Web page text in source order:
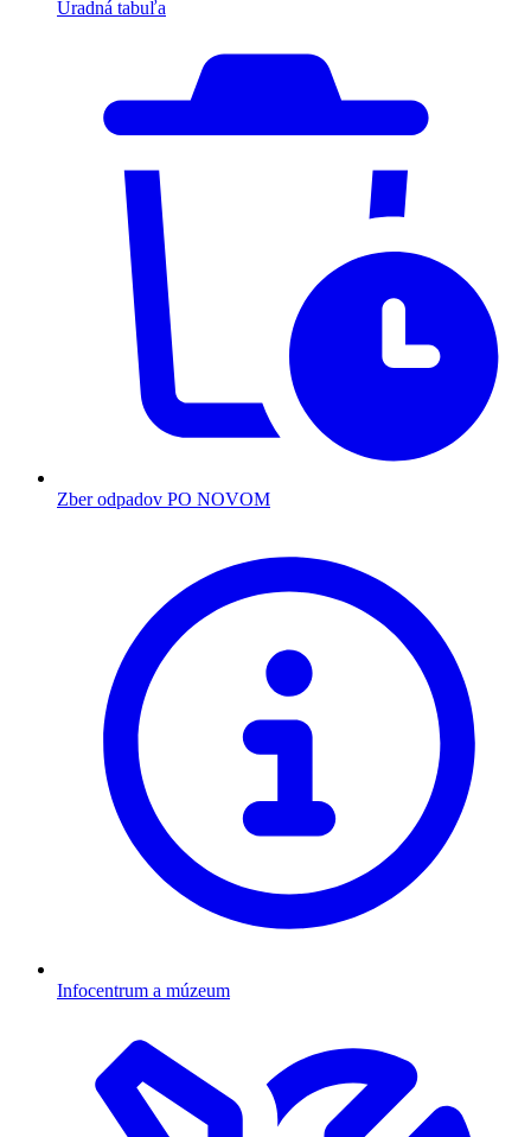
Úradná tabuľa
Zber odpadov PO NOVOM
Infocentrum a múzeum